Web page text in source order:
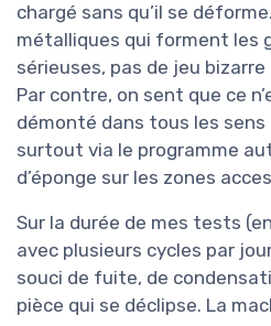
chargé sans qu’il se
métalliques qui forment les
sérieuses, pas de jeu
Par contre, on sent que ce
démonté dans tous les
surtout via le programme
d’éponge sur les zones
Sur la durée de mes tests
avec plusieurs cycles par
souci de fuite, de
pièce qui se déclipse. La